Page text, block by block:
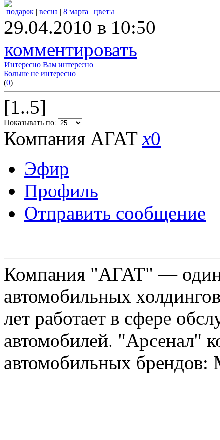
подарок | весна | 8 марта | цветы
29.04.2010 в 10:50
комментировать
Интересно Вам интересно
Больше не интересно
(0)
[1..5]
Показывать по:
Компания АГАТx0
Эфир
Профиль
Отправить сообщение
Компания "АГАТ" —
автомобильных
лет работает в сфере
автомобилей. "Арсенал"
автомобильных